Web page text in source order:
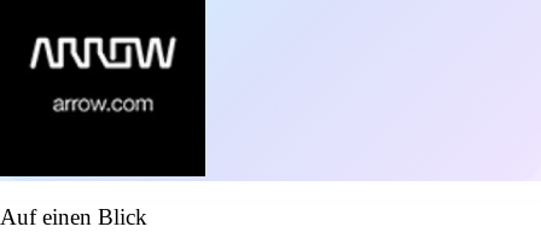
Auf einen Blick